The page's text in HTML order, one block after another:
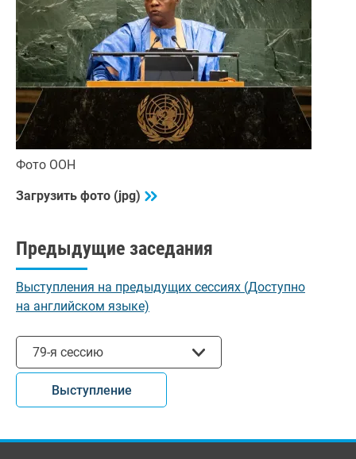
Фото ООН
Загрузить фото (jpg)
Предыдущие заседания
Выступления на предыдущих сессиях (Доступно
на английском языке)
79-я сессию
Выступление